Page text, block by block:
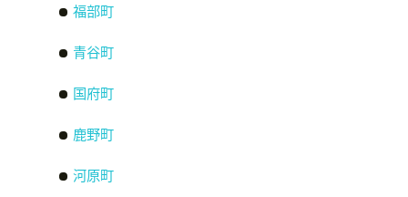
福部町
青谷町
国府町
鹿野町
河原町